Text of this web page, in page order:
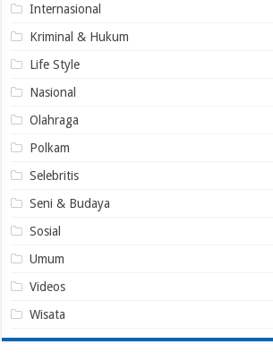
Internasional
Kriminal & Hukum
Life Style
Nasional
Olahraga
Polkam
Selebritis
Seni & Budaya
Sosial
Umum
Videos
Wisata